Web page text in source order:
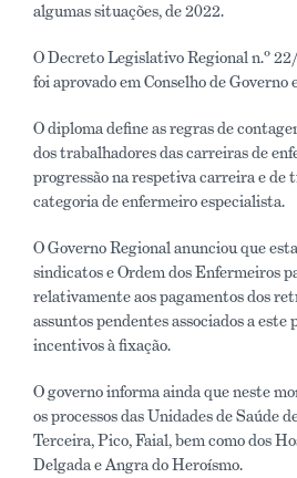
algumas situações, de 2022.
O Decreto Legislativo Regional n.º
foi aprovado em Conselho de Governo
O diploma define as regras de
dos trabalhadores das carreiras de
progressão na respetiva carreira e de
categoria de enfermeiro especialista.
O Governo Regional anunciou que
sindicatos e Ordem dos Enfermeiros
relativamente aos pagamentos dos
assuntos pendentes associados a este
incentivos à fixação.
O governo informa ainda que neste
os processos das Unidades de Saúde
Terceira, Pico, Faial, bem como dos
Delgada e Angra do Heroísmo.